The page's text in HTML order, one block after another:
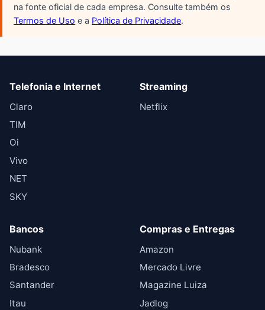
na fonte oficial de cada empresa. Consulte também os
Termos de Uso e a Política de Privacidade.
Telefonia e Internet
Claro
TIM
Oi
Vivo
NET
SKY
Streaming
Netflix
Bancos
Nubank
Bradesco
Santander
Itau
Compras e Entregas
Amazon
Mercado Livre
Magazine Luiza
Jadlog